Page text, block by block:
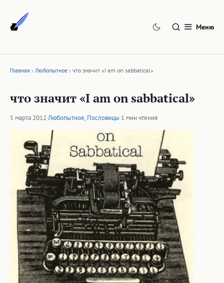
содержимому
Меню
Главная Любопытное что значит «I am on sabbatical»
что значит «I am on sabbatical»
5 марта 2012·Любопытное, Пословицы·1 мин чтения